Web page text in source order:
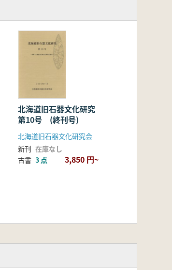
北海道旧石器文化研究
第10号 (終刊号)
北海道旧石器文化研究会
新刊 在庫なし
古書 3 点 3,850 円~